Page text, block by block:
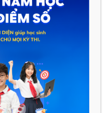
em trong quá trình học